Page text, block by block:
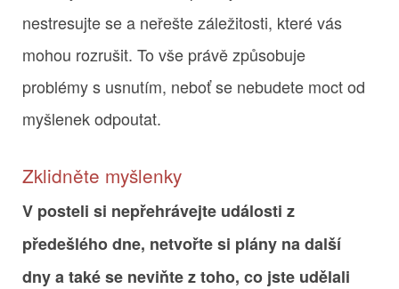
nestresujte se a neřešte záležitosti, které vás
mohou rozrušit. To vše právě způsobuje
problémy s usnutím, neboť se nebudete moct od
myšlenek odpoutat.
Zklidněte myšlenky
V posteli si nepřehrávejte události z
předešlého dne, netvořte si plány na další
dny a také se neviňte z toho, co jste udělali